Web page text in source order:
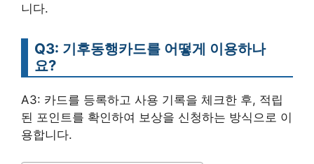
니다.
Q3: 기후동행카드를 어떻게 이용하나
요?
A3: 카드를 등록하고 사용 기록을 체크한 후, 적립
된 포인트를 확인하여 보상을 신청하는 방식으로 이
용합니다.